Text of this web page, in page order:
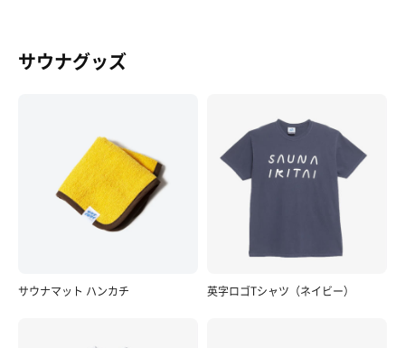
サウナグッズ
サウナマット ハンカチ 英字ロゴTシャツ（ネイビー）